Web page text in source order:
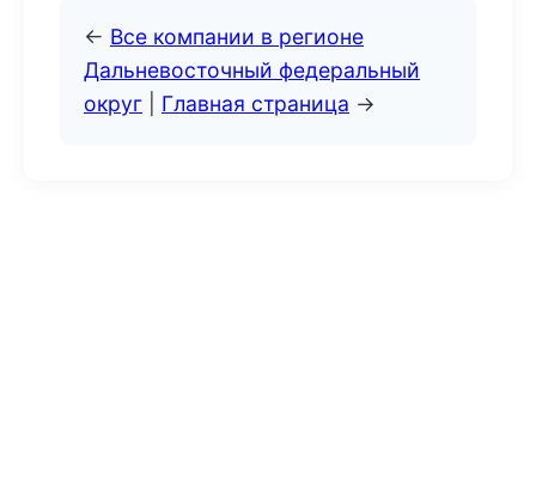
← Все компании в регионе
Дальневосточный федеральный
округ
Главная страница →